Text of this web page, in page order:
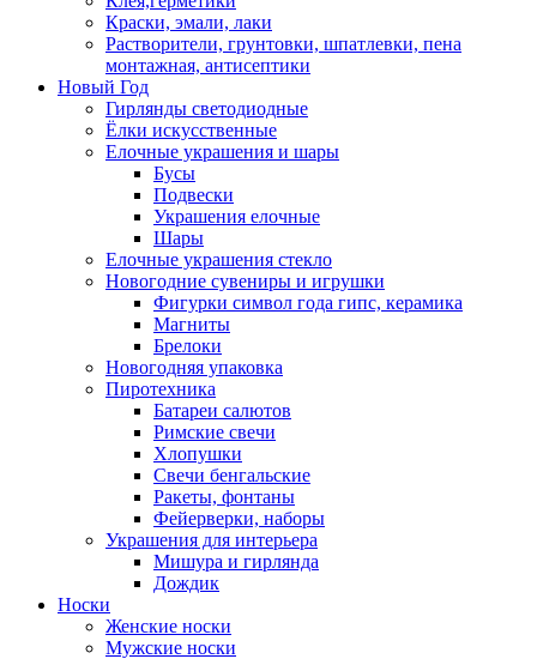
Краски, эмали, лаки
Растворители, грунтовки, шпатлевки, пена
монтажная, антисептики
Новый Год
Гирлянды светодиодные
Ёлки искусственные
Елочные украшения и шары
Бусы
Подвески
Украшения елочные
Шары
Елочные украшения стекло
Новогодние сувениры и игрушки
Фигурки символ года гипс, керамика
Магниты
Брелоки
Новогодняя упаковка
Пиротехника
Батареи салютов
Римские свечи
Хлопушки
Свечи бенгальские
Ракеты, фонтаны
Фейерверки, наборы
Украшения для интерьера
Мишура и гирлянда
Дождик
Носки
Женские носки
Мужские носки